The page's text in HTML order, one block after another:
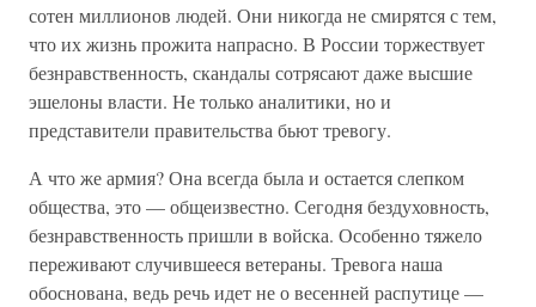
сотен миллионов людей. Они никогда не смирятся с тем,
что их жизнь прожита напрасно. В России торжествует
безнравственность, скандалы сотрясают даже высшие
эшелоны власти. Не только аналитики, но и
представители правительства бьют тревогу.
А что же армия? Она всегда была и остается слепком
общества, это — общеизвестно. Сегодня бездуховность,
безнравственность пришли в войска. Особенно тяжело
переживают случившееся ветераны. Тревога наша
обоснована, ведь речь идет не о весенней распутице —